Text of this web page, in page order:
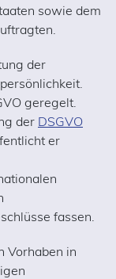
sowie dem
der
geregelt.
der DSGVO
er
fassen.
Vorhaben in